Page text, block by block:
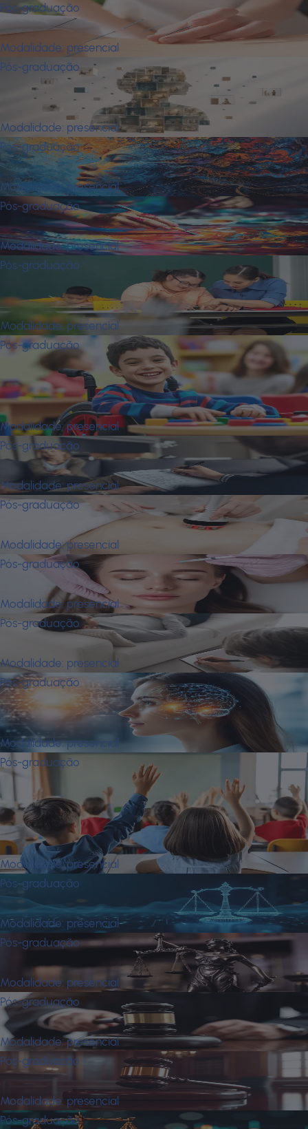
Pós-graduação
Acupuntura
Modalidade: presencial
Pós-graduação
Análise Aplicada do Comportamento
(A. B. A) e Clínica Comportamental
Modalidade: presencial
Pós-graduação
Arte Como Linguagem da Alma
Modalidade:
presencial
Pós-graduação
Arteterapia
Modalidade: presencial
Pós-graduação
Atendimento Educacional
Especializado - Aee
Modalidade: presencial
Pós-graduação
Atuação na Educação Infantil e nos
Processos Inclusivos de Crianças Com
Deficiência
Modalidade: presencial
Pós-graduação
Avaliação Psicológica
Modalidade: presencial
Pós-graduação
Biologia Estética
Modalidade: presencial
Pós-graduação
Biomedicina Estética
Modalidade: presencial
Pós-graduação
Clínica Psicanalítica Implicada
Modalidade: presencial
Pós-graduação
Comportamento Humano e
Neurociência
Modalidade: presencial
Pós-graduação
Dificuldades e Transtornos de
Aprendizagem - Avaliação e
Organização de Planos de
Atendimento
Modalidade: presencial
Pós-graduação
Direito Digital
Modalidade: presencial
Pós-graduação
Direito do Trabalho
Modalidade: presencial
Pós-graduação
Direito Penal e Processual Penal
Modalidade: presencial
Pós-graduação
Direito Processual Civil
Modalidade: presencial
Pós-graduação